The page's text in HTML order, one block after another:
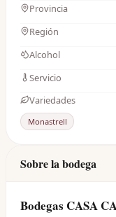
Provincia
Región
Alcohol
Servicio
Variedades
Monastrell
Sobre la bodega
Bodegas CASA